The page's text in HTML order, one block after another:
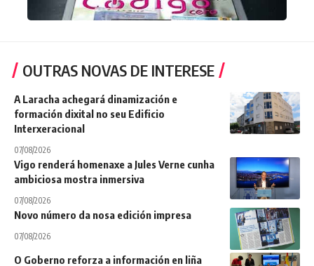
OUTRAS NOVAS DE INTERESE
A Laracha achegará dinamización e
formación dixital no seu Edificio
Interxeracional
07/08/2026
Vigo renderá homenaxe a Jules Verne cunha
ambiciosa mostra inmersiva
07/08/2026
Novo número da nosa edición impresa
07/08/2026
O Goberno reforza a información en liña